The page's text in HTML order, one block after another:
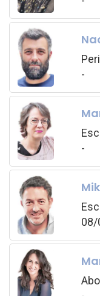
-
-
08/